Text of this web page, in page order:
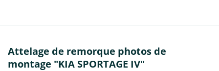
Attelage de remorque photos de
montage "KIA SPORTAGE IV"